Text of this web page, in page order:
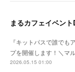
まるカフェイベント
『キットパスで誰でも
プを開催します！＼マ
2026.05.15 01:00